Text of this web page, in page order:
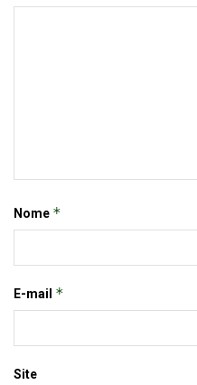
Nome *
E-mail *
Site